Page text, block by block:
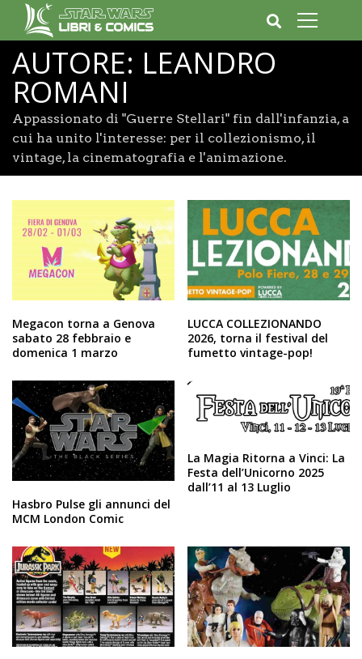
AUTORE: LEANDRO
ROMANI
Appassionato di "Guerre Stellari" fin dall'infanzia, a
cui ha unito l'interesse: per il collezionismo, il
vintage, la cinematografia e l'animazione.
Megacon torna a Genova
sabato 28 febbraio e
domenica 1 marzo
LUCCA COLLEZIONANDO
2026, torna il festival del
fumetto vintage-pop!
Hasbro Pulse gli annunci del
MCM London Comic
La Magia Ritorna a Vinci: La
Festa dell’Unicorno 2025
dall’11 al 13 Luglio